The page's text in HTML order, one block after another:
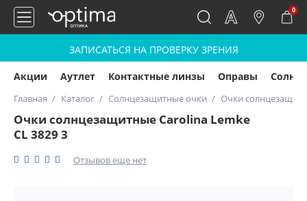
0
ЗАПИСАТЬСЯ НА ПРОВЕРКУ ЗРЕНИЯ
Акции Аутлет Контактные линзы Оправы
Главная Каталог Солнцезащитные очки Очки
Очки солнцезащитные Carolina Lemke
CL 3829 3
Отзывов еще нет